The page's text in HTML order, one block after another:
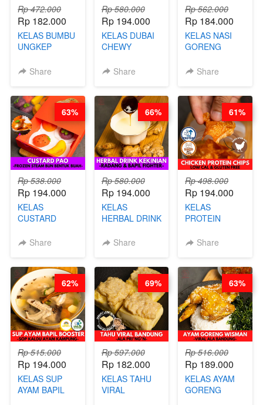
Rp 472.000
Rp 182.000
KELAS BUMBU
UNGKEP
KEMASAN - BY
Share
Rp 580.000
Rp 194.000
KELAS DUBAI
CHEWY
VIRAL
DITA
Share
Rp 562.000
Rp 184.000
KELAS NASI
GORENG
CHINESE WOK
CHEF
STEPHANIE
Share
Rp 538.000
Rp 194.000
KELAS
CUSTARD
STEAM BUN
CHEF DITA
Share
63%
Rp 580.000
Rp 194.000
KELAS
HERBAL DRINK
RADANG &
BARISTA
ARISUDANA
Share
66%
Rp 498.000
Rp 194.000
KELAS
PROTEIN
CHIPS -
RENDAH
KALORI
GLUTEN FREE
BY CHEF DITA
Share
61%
Rp 515.000
Rp 194.000
KELAS SUP
AYAM BAPIL
62%
Rp 597.000
Rp 182.000
KELAS TAHU
VIRAL
69%
Rp 516.000
Rp 189.000
KELAS AYAM
GORENG
63%